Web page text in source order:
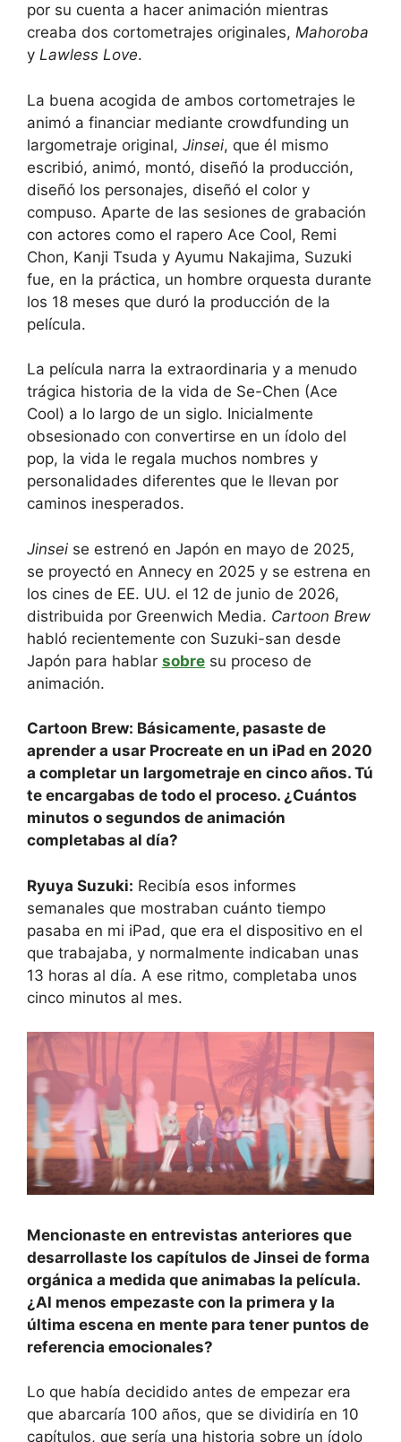
por su cuenta a hacer animación mientras
creaba dos cortometrajes originales, Mahoroba
y Lawless Love.
La buena acogida de ambos cortometrajes le
animó a financiar mediante crowdfunding un
largometraje original, Jinsei, que él mismo
escribió, animó, montó, diseñó la producción,
diseñó los personajes, diseñó el color y
compuso. Aparte de las sesiones de grabación
con actores como el rapero Ace Cool, Remi
Chon, Kanji Tsuda y Ayumu Nakajima, Suzuki
fue, en la práctica, un hombre orquesta durante
los 18 meses que duró la producción de la
película.
La película narra la extraordinaria y a menudo
trágica historia de la vida de Se-Chen (Ace
Cool) a lo largo de un siglo. Inicialmente
obsesionado con convertirse en un ídolo del
pop, la vida le regala muchos nombres y
personalidades diferentes que le llevan por
caminos inesperados.
Jinsei se estrenó en Japón en mayo de 2025,
se proyectó en Annecy en 2025 y se estrena en
los cines de EE. UU. el 12 de junio de 2026,
distribuida por Greenwich Media. Cartoon Brew
habló recientemente con Suzuki-san desde
Japón para hablar sobre su proceso de
animación.
Cartoon Brew: Básicamente, pasaste de
aprender a usar Procreate en un iPad en 2020
a completar un largometraje en cinco años. Tú
te encargabas de todo el proceso. ¿Cuántos
minutos o segundos de animación
completabas al día?
Ryuya Suzuki: Recibía esos informes
semanales que mostraban cuánto tiempo
pasaba en mi iPad, que era el dispositivo en el
que trabajaba, y normalmente indicaban unas
13 horas al día. A ese ritmo, completaba unos
cinco minutos al mes.
Mencionaste en entrevistas anteriores que
desarrollaste los capítulos de Jinsei de forma
orgánica a medida que animabas la película.
¿Al menos empezaste con la primera y la
última escena en mente para tener puntos de
referencia emocionales?
Lo que había decidido antes de empezar era
que abarcaría 100 años, que se dividiría en 10
capítulos, que sería una historia sobre un ídolo